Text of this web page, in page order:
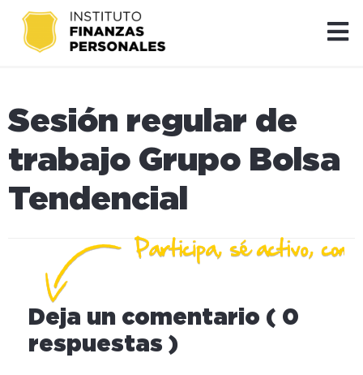
Sesión regular de
trabajo Grupo Bolsa
Tendencial
Deja un comentario ( 0
respuestas )